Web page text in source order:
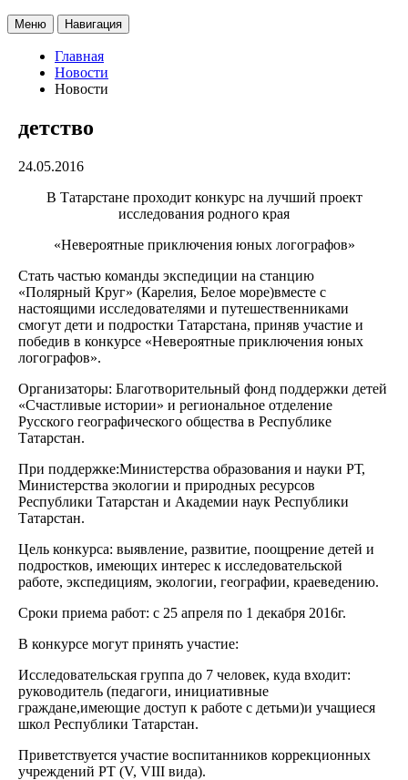
Меню Навигация
Главная
Новости
Новости
детство
24.05.2016
В Татарстане проходит конкурс на лучший проект
исследования родного края
«Невероятные приключения юных логографов»
Стать частью команды экспедиции на станцию
«Полярный Круг» (Карелия, Белое море)вместе с
настоящими исследователями и путешественниками
смогут дети и подростки Татарстана, приняв участие и
победив в конкурсе «Невероятные приключения юных
логографов».
Организаторы: Благотворительный фонд поддержки детей
«Счастливые истории» и региональное отделение
Русского географического общества в Республике
Татарстан.
При поддержке:Министерства образования и науки РТ,
Министерства экологии и природных ресурсов
Республики Татарстан и Академии наук Республики
Татарстан.
Цель конкурса: выявление, развитие, поощрение детей и
подростков, имеющих интерес к исследовательской
работе, экспедициям, экологии, географии, краеведению.
Сроки приема работ: с 25 апреля по 1 декабря 2016г.
В конкурсе могут принять участие:
Исследовательская группа до 7 человек, куда входит:
руководитель (педагоги, инициативные
граждане,имеющие доступ к работе с детьми)и учащиеся
школ Республики Татарстан.
Приветствуется участие воспитанников коррекционных
учреждений РТ (V, VIII вида).